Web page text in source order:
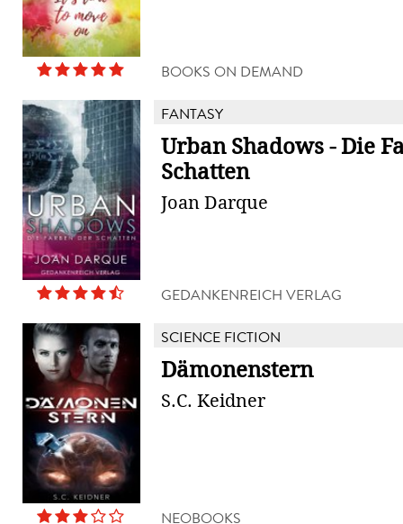
BOOKS ON DEMAND
FANTASY
Urban Shadows - Die
Schatten
Joan Darque
GEDANKENREICH VERLAG
SCIENCE FICTION
Dämonenstern
S.C. Keidner
NEOBOOKS